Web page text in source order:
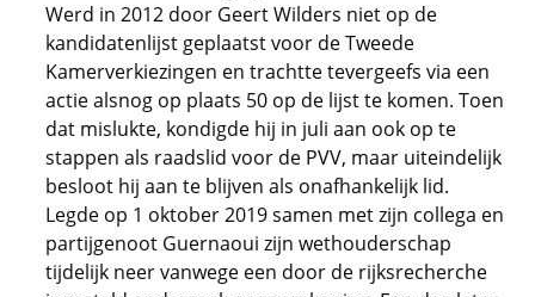
Werd in 2012 door Geert Wilders niet op de
kandidatenlijst geplaatst voor de Tweede
Kamerverkiezingen en trachtte tevergeefs via een
actie alsnog op plaats 50 op de lijst te komen. Toen
dat mislukte, kondigde hij in juli aan ook op te
stappen als raadslid voor de PVV, maar uiteindelijk
besloot hij aan te blijven als onafhankelijk lid.
Legde op 1 oktober 2019 samen met zijn collega en
partijgenoot Guernaoui zijn wethouderschap
tijdelijk neer vanwege een door de rijksrecherche